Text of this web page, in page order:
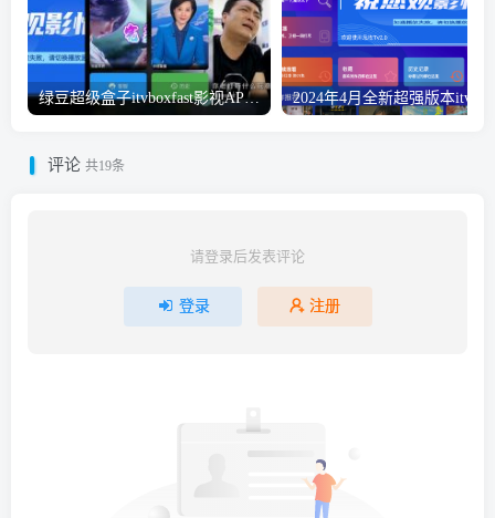
绿豆超级盒子itvboxfast影视APP双端源码 TV+手机双端 支持直播/后台管理仓库/会员系统/卡密系统/批量生成账号 自动换源 集成免签约支付系统
评论 共19条
请登录后发表评论
登录 注册